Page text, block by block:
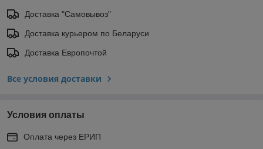
Доставка "Самовывоз"
Доставка курьером по Беларуси
Доставка Европочтой
Все условия доставки
Условия оплаты
Оплата через ЕРИП